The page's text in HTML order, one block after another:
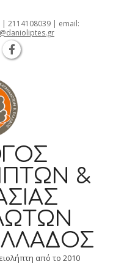
| 2114108039 | email:
&
από το 2010